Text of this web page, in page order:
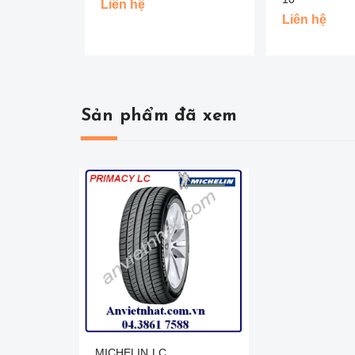
Liên hệ
Liên hệ
Sản phẩm đã xem
MICHELIN LC